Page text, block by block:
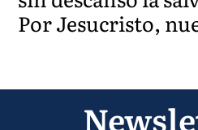
Por Jesucristo,